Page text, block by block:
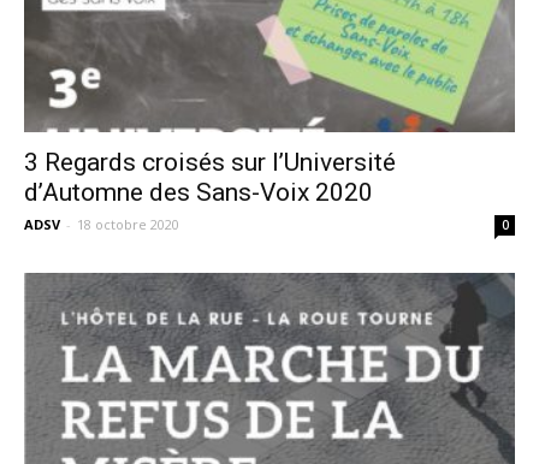
3 Regards croisés sur l’Université
d’Automne des Sans-Voix 2020
ADSV - 18 octobre 2020 0